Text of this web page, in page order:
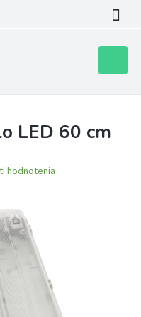
košík
LED 60 cm
hodnotenia